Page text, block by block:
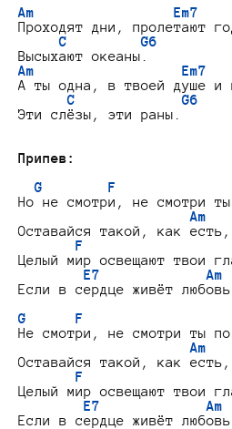
Am                 Em7
Проходят дни, пролетают
C         G6
Am                  Em7
А ты одна, в твоей душе и
C             G6
Эти слёзы, эти раны.
Припев:
G        F
Но не смотри, не смотри
Am
Оставайся такой, как есть,
F
Целый мир освещают твои
E7             Am
Если в сердце живёт любовь.
G      F
Не смотри, не смотри ты по
Am
Оставайся такой, как есть,
F
Целый мир освещают твои
E7             Am
Если в сердце живёт любовь.